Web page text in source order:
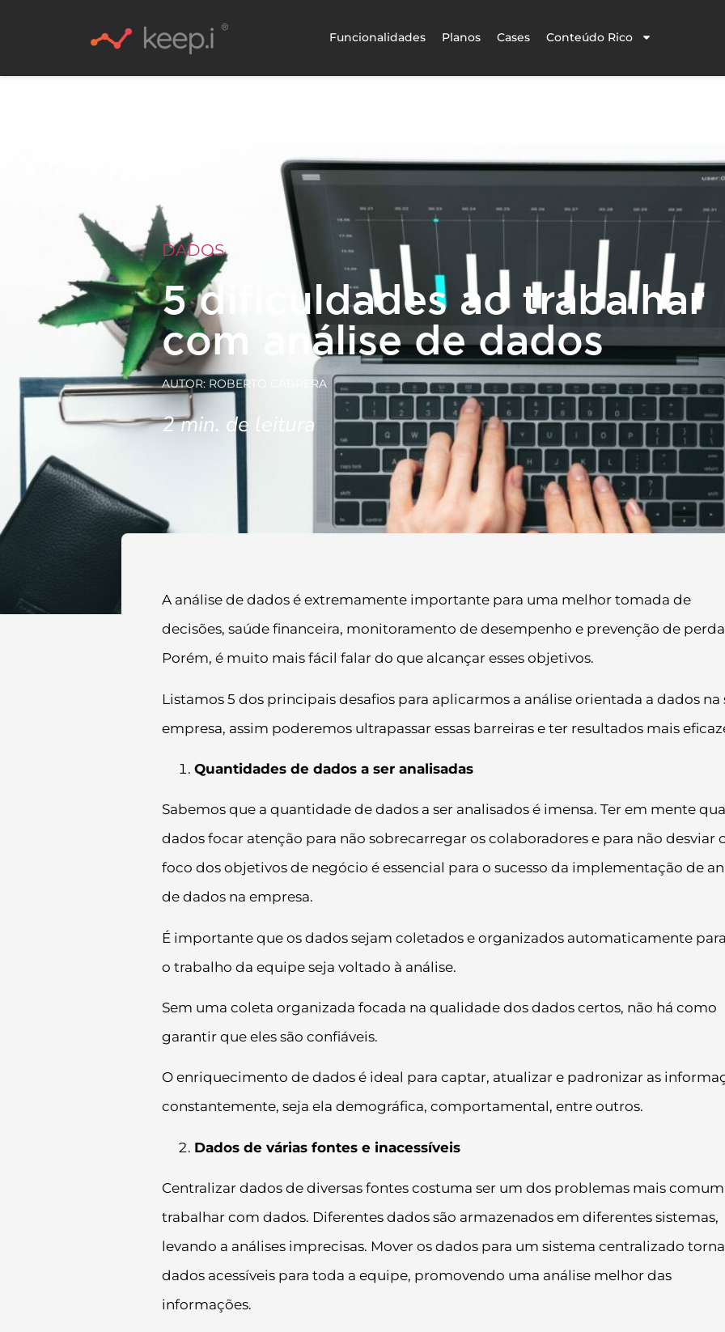
Funcionalidades Planos Cases Conteúdo Rico
DADOS
5 dificuldades ao trabalhar
com análise de dados
AUTOR: ROBERTO CABRERA
2 min. de leitura
A análise de dados é extremamente importante para uma melhor tomada de
decisões, saúde financeira, monitoramento de desempenho e prevenção de
Porém, é muito mais fácil falar do que alcançar esses objetivos.
Listamos 5 dos principais desafios para aplicarmos a análise orientada a dados na
empresa, assim poderemos ultrapassar essas barreiras e ter resultados mais
Quantidades de dados a ser analisadas
Sabemos que a quantidade de dados a ser analisados é imensa. Ter em mente
dados focar atenção para não sobrecarregar os colaboradores e para não desviar
foco dos objetivos de negócio é essencial para o sucesso da implementação de
de dados na empresa.
É importante que os dados sejam coletados e organizados automaticamente
o trabalho da equipe seja voltado à análise.
Sem uma coleta organizada focada na qualidade dos dados certos, não há como
garantir que eles são confiáveis.
O enriquecimento de dados é ideal para captar, atualizar e padronizar as
constantemente, seja ela demográfica, comportamental, entre outros.
Dados de várias fontes e inacessíveis
Centralizar dados de diversas fontes costuma ser um dos problemas mais
trabalhar com dados. Diferentes dados são armazenados em diferentes sistemas,
levando a análises imprecisas. Mover os dados para um sistema centralizado
dados acessíveis para toda a equipe, promovendo uma análise melhor das
informações.